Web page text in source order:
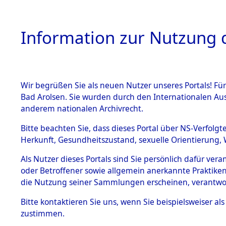
HOME
BESTÄNDE
Inhaftierungsdoku
mente
5. Verschiedenes
Todesmärsche
5.3.1 Alliierte
Baden-
Information zur Nutzung
Wir begrüßen Sie als neuen Nutzer unseres Portals!
Bad Arolsen. Sie wurden durch den Internationalen
anderem nationalen Archivrecht.
Bitte beachten Sie, dass dieses Portal über NS-
Herkunft, Gesundheitszustand, sexuelle
Als Nutzer dieses Portals sind Sie persönlich dafür
oder Betroffener sowie allgemein anerkannte
die Nutzung seiner Sammlungen erscheinen,
Bitte kontaktieren Sie uns, wenn Sie beispielsweiser
zustimmen.